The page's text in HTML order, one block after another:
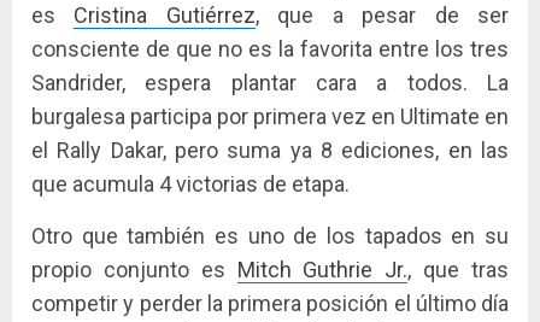
es Cristina Gutiérrez, que a pesar de ser
consciente de que no es la favorita entre los tres
Sandrider, espera plantar cara a todos. La
burgalesa participa por primera vez en Ultimate en
el Rally Dakar, pero suma ya 8 ediciones, en las
que acumula 4 victorias de etapa.
Otro que también es uno de los tapados en su
propio conjunto es Mitch Guthrie Jr., que tras
competir y perder la primera posición el último día